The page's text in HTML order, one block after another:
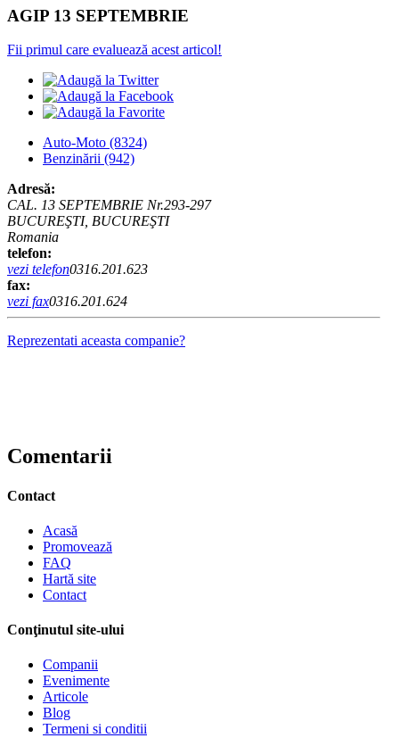
AGIP 13 SEPTEMBRIE
Fii primul care evaluează acest articol!
Auto-Moto (8324)
Benzinării (942)
Adresă:
CAL. 13 SEPTEMBRIE Nr.293-297
BUCUREŞTI, BUCUREŞTI
Romania
telefon:
vezi telefon0316.201.623
fax:
vezi fax0316.201.624
Reprezentati aceasta companie?
Comentarii
Contact
Acasă
Promovează
FAQ
Hartă site
Contact
Conţinutul site-ului
Companii
Evenimente
Articole
Blog
Termeni si conditii